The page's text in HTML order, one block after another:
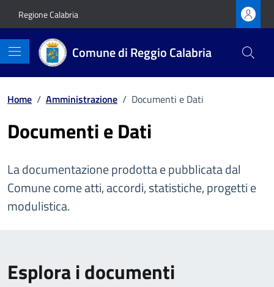
Regione Calabria
Comune di Reggio Calabria
Home / Amministrazione / Documenti e Dati
Documenti e Dati
La documentazione prodotta e pubblicata dal
Comune come atti, accordi, statistiche, progetti e
modulistica.
Esplora i documenti